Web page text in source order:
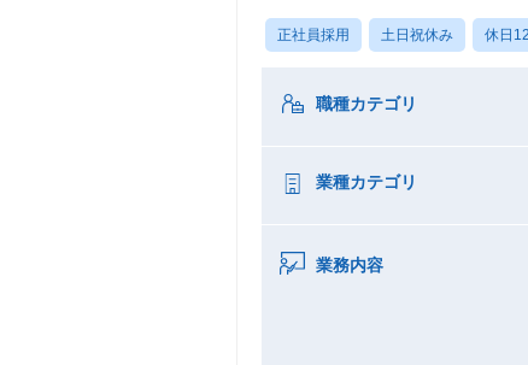
正社員採用 土日祝休み 休日
職種カテゴリ
業種カテゴリ
業務内容